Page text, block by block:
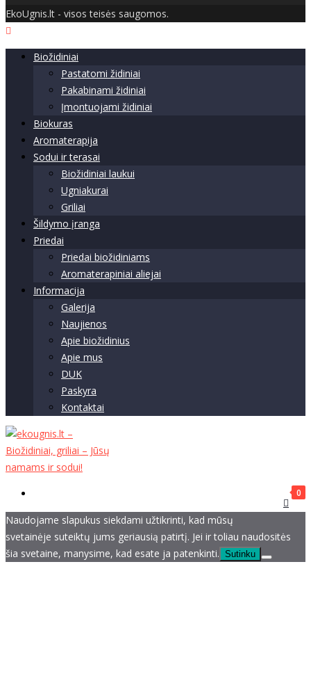
EkoUgnis.lt - visos teisės saugomos.
Biožidiniai
Pastatomi židiniai
Pakabinami židiniai
Įmontuojami židiniai
Biokuras
Aromaterapija
Sodui ir terasai
Biožidiniai laukui
Ugniakurai
Griliai
Šildymo įranga
Priedai
Priedai biožidiniams
Aromaterapiniai aliejai
Informacija
Galerija
Naujienos
Apie biožidinius
Apie mus
DUK
Paskyra
Kontaktai
0
Naudojame slapukus siekdami užtikrinti, kad mūsų
svetainėje suteiktų jums geriausią patirtį. Jei ir toliau naudositės
šia svetaine, manysime, kad esate ja patenkinti. Sutinku